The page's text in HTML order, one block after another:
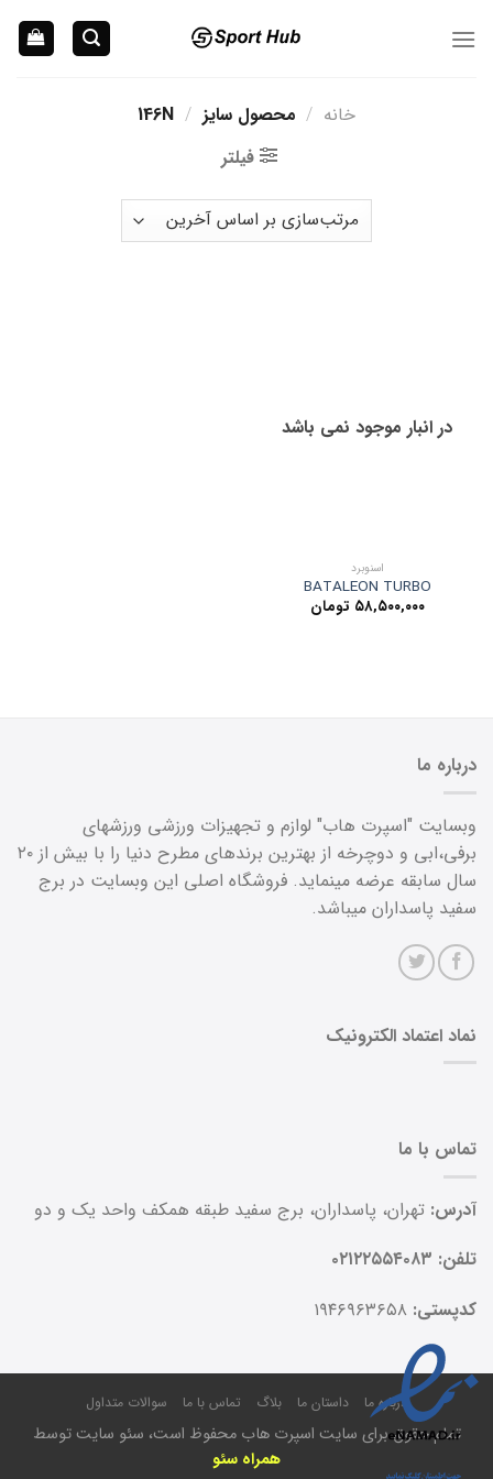
خانه / محصول سایز /
146N
فیلتر
در انبار موجود نمی باشد
اسنوبرد
BATALEON TURBO
۵۸,۵۰۰,۰۰۰ تومان
درباره ما
وبسایت "اسپرت هاب" لوازم و تجهیزات ورزشی ورزشهای
برفی،ابی و دوچرخه از بهترین برندهای مطرح دنیا را با بیش از ۲۰
سال سابقه عرضه مینماید. فروشگاه اصلی این وبسایت در برج
سفید پاسداران میباشد.
نماد اعتماد الکترونیک
تماس با ما
آدرس: تهران، پاسداران، برج سفید طبقه همکف واحد یک و دو
تلفن: ۰۲۱۲۲۵۵۴۰۸۳
کدپستی:
درباره ما داستان ما بلاگ تماس با ما سوالات متداول
تمام حقوق برای سایت اسپرت هاب محفوظ است، سئو سایت توسط
همراه سئو